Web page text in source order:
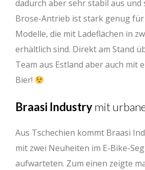
dadurch aber sehr stabil aus und
Brose-Antrieb ist stark genug für
Modelle, die mit Ladeflächen in
erhältlich sind. Direkt am Stand
Team aus Estland aber auch mit
Bier!
Braasi Industrymit
Aus Tschechien kommt Braasi
mit zwei Neuheiten im E-Bike-
aufwarteten. Zum einen zeigte